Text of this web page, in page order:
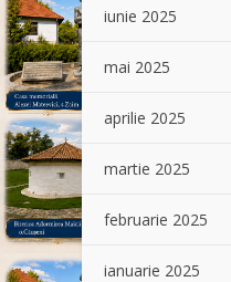
iunie 2025
mai 2025
aprilie 2025
martie 2025
februarie 2025
ianuarie 2025